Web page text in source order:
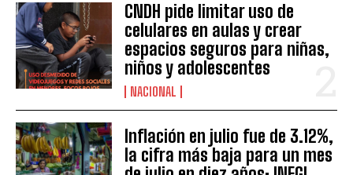
CNDH pide limitar uso de
celulares en aulas y crear
espacios seguros para niñas,
niños y adolescentes
NACIONAL
Inflación en julio fue de 3.12%,
la cifra más baja para un mes